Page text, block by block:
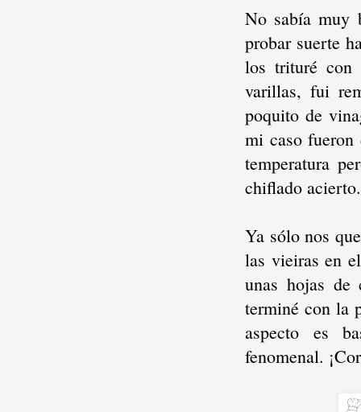
No sabía muy
probar suerte
los trituré con
varillas, fui
poquito de
mi caso fueron
temperatura
chiflado acierto.
Ya sólo nos
las vieiras en
unas hojas de
terminé con la
aspecto es
fenomenal.